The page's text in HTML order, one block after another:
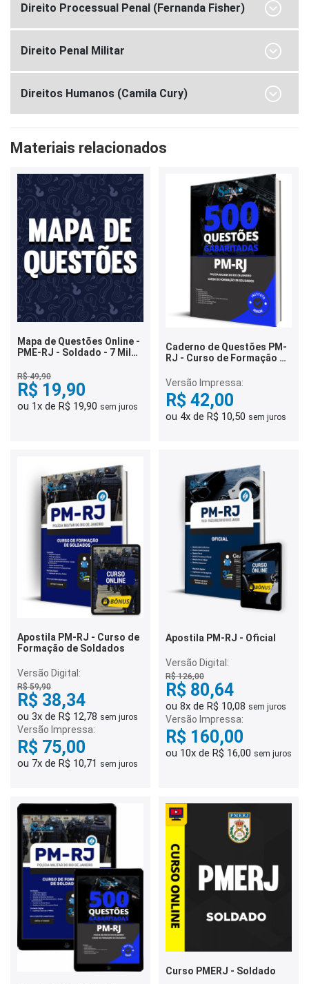
Direito Processual Penal (Fernanda Fisher)
Direito Penal Militar
Direitos Humanos (Camila Cury)
Materiais relacionados
Mapa de Questões Online -
PME-RJ - Soldado - 7 Mil
R$ 49,90
R$ 19,90
ou 1x de R$ 19,90 sem juros
Caderno de Questões PM-
RJ - Curso de Formação de
Gabaritadas
Versão Impressa:
R$ 42,00
ou 4x de R$ 10,50 sem juros
Apostila PM-RJ - Curso de
Formação de Soldados
Versão Digital:
R$ 59,90
R$ 38,34
ou 3x de R$ 12,78 sem juros
Versão Impressa:
R$ 75,00
ou 7x de R$ 10,71 sem juros
Apostila PM-RJ - Oficial
Versão Digital:
R$ 126,00
R$ 80,64
ou 8x de R$ 10,08 sem juros
Versão Impressa:
R$ 160,00
ou 10x de R$ 16,00 sem juros
Curso PMERJ - Soldado